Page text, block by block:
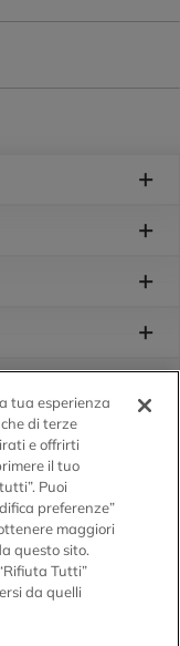
tua esperienza
di terze
e offrirti
il tuo
Puoi
preferenze”
maggiori
questo sito.
Tutti”
da quelli